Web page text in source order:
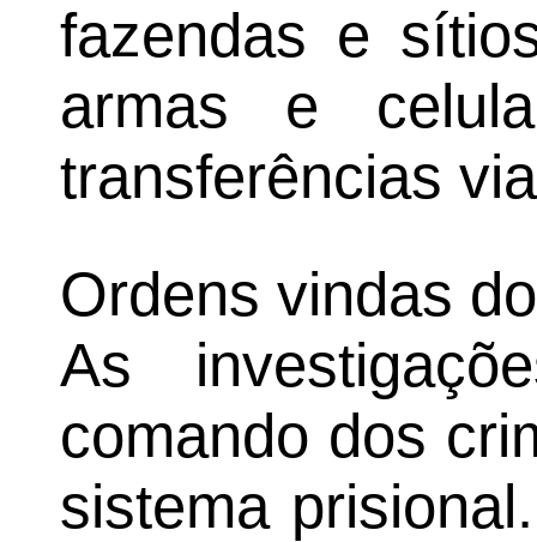
fazendas e
armas e
transferências
Ordens vindas
As
comando dos
sistema